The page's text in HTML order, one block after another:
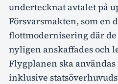
undertecknat avtalet på
Försvarsmakten, som en
flottmodernisering där
nyligen anskaffades och
Flygplanen ska
inklusive